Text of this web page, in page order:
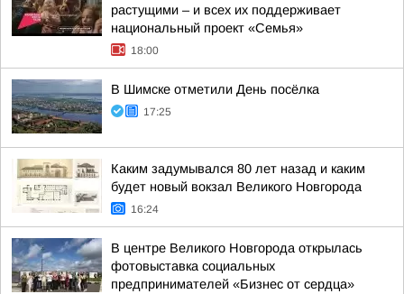
растущими – и всех их поддерживает
национальный проект «Семья»
18:00
В Шимске отметили День посёлка
17:25
Каким задумывался 80 лет назад и каким
будет новый вокзал Великого Новгорода
16:24
В центре Великого Новгорода открылась
фотовыставка социальных
предпринимателей «Бизнес от сердца»